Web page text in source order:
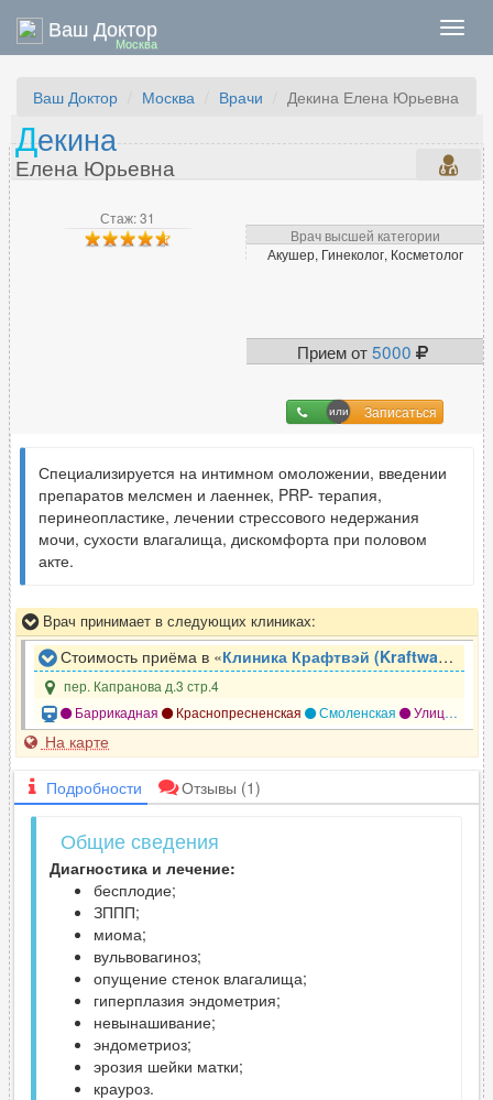
Ваш Доктор
Москва
Ваш Доктор Москва Врачи Декина Елена Юрьевна
Стаж: 31
Врач высшей категории
Акушер, Гинеколог, Косметолог
Прием от5000
Записаться
Декина
Елена Юрьевна
Специализируется на интимном омоложении, введении
препаратов мелсмен и лаеннек, PRP- терапия,
перинеопластике, лечении стрессового недержания
мочи, сухости влагалища, дискомфорта при половом
акте.
Врач принимает в следующих клиниках:
Стоимость приёма в «Клиника Крафтвэй (Kraftway)
пер. Капранова д.3 стр.4
Баррикадная
Краснопресненская Смоленская Улица 1905 года
На карте
Подробности Отзывы (1)
Общие сведения
Диагностика и лечение:
бесплодие;
ЗППП;
миома;
вульвовагиноз;
опущение стенок влагалища;
гиперплазия эндометрия;
невынашивание;
эндометриоз;
эрозия шейки матки;
крауроз.